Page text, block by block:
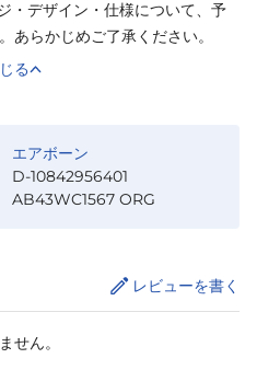
・デザイン・仕様について、予
あらかじめご了承ください。
る
エアボーン
D-10842956401
AB43WC1567 ORG
レビューを書く
せん。